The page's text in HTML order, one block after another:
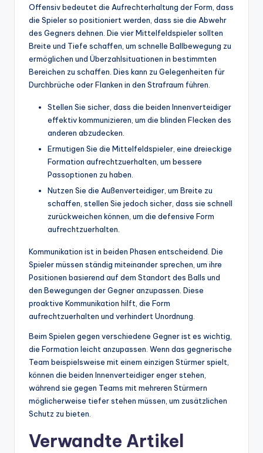
Offensiv bedeutet die Aufrechterhaltung der Form, dass
die Spieler so positioniert werden, dass sie die Abwehr
des Gegners dehnen. Die vier Mittelfeldspieler sollten
Breite und Tiefe schaffen, um schnelle Ballbewegung zu
ermöglichen und Überzahlsituationen in bestimmten
Bereichen zu schaffen. Dies kann zu Gelegenheiten für
Durchbrüche oder Flanken in den Strafraum führen.
Stellen Sie sicher, dass die beiden Innenverteidiger
effektiv kommunizieren, um die blinden Flecken des
anderen abzudecken.
Ermutigen Sie die Mittelfeldspieler, eine dreieckige
Formation aufrechtzuerhalten, um bessere
Passoptionen zu haben.
Nutzen Sie die Außenverteidiger, um Breite zu
schaffen, stellen Sie jedoch sicher, dass sie schnell
zurückweichen können, um die defensive Form
aufrechtzuerhalten.
Kommunikation ist in beiden Phasen entscheidend. Die
Spieler müssen ständig miteinander sprechen, um ihre
Positionen basierend auf dem Standort des Balls und
den Bewegungen der Gegner anzupassen. Diese
proaktive Kommunikation hilft, die Form
aufrechtzuerhalten und verhindert Unordnung.
Beim Spielen gegen verschiedene Gegner ist es wichtig,
die Formation leicht anzupassen. Wenn das gegnerische
Team beispielsweise mit einem einzigen Stürmer spielt,
können die beiden Innenverteidiger enger stehen,
während sie gegen Teams mit mehreren Stürmern
möglicherweise tiefer stehen müssen, um zusätzlichen
Schutz zu bieten.
Verwandte Artikel